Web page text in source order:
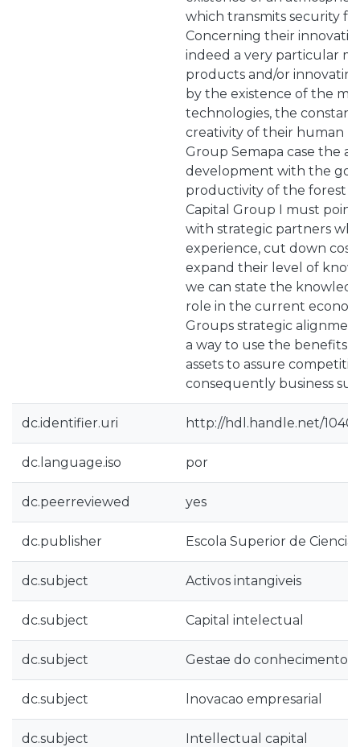
which transmits security
Concerning their
indeed a very particular
products and/or
by the existence of the
technologies, the
creativity of their human
Group Semapa case the
development with the
productivity of the forest
Capital Group I must
with strategic partners
experience, cut down
expand their level of
we can state the
role in the current
Groups strategic
a way to use the benefits
assets to assure
consequently business
dc.identifier.uri http://hdl.handle.net/
dc.language.iso por
dc.peerreviewed yes
dc.publisher Escola Superior de
dc.subject Activos intangiveis
dc.subject Capital intelectual
dc.subject Gestae do conhecimento
dc.subject lnovacao empresarial
dc.subject Intellectual capital